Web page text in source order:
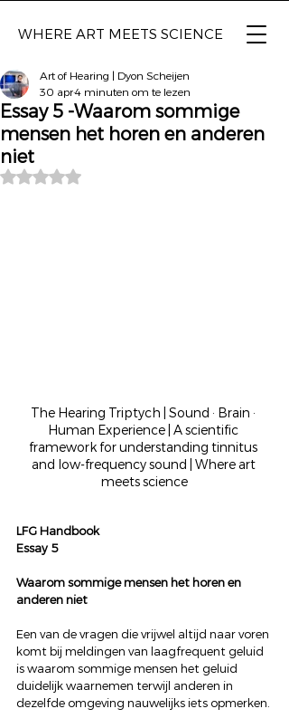
WHERE ART MEETS SCIENCE
Essay 5 -Waarom sommige
mensen het horen en anderen
niet
Art of Hearing | Dyon Scheijen
30 apr4 minuten om te lezen
Beoordeeld met NaN uit 5 sterren.
The Hearing Triptych | Sound · Brain ·
Human Experience | A scientific
framework for understanding tinnitus
and low-frequency sound | Where art
meets science
LFG Handbook
Essay 5
Waarom sommige mensen het horen en
anderen niet
Een van de vragen die vrijwel altijd naar voren
komt bij meldingen van laagfrequent geluid
is waarom sommige mensen het geluid
duidelijk waarnemen terwijl anderen in
dezelfde omgeving nauwelijks iets opmerken.